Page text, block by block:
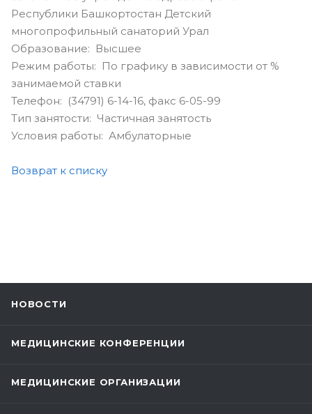
Республики Башкортостан Детский
многопрофильный санаторий Урал
Образование: Высшее
Режим работы: По графику в зависимости от %
занимаемой ставки
Телефон: (34791) 6-14-16, факс 6-05-99
Тип занятости: Частичная занятость
Условия работы: Амбулаторные
Возврат к списку
НОВОСТИ
МЕДИЦИНСКИЕ КОНФЕРЕНЦИИ
МЕДИЦИНСКИЕ ОРГАНИЗАЦИИ